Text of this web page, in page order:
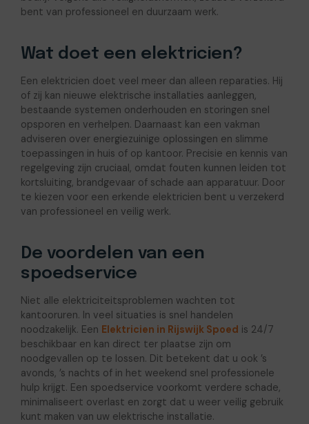
bent van professioneel en duurzaam werk.
Wat doet een elektricien?
Een elektricien doet veel meer dan alleen reparaties. Hij
of zij kan nieuwe elektrische installaties aanleggen,
bestaande systemen onderhouden en storingen snel
opsporen en verhelpen. Daarnaast kan een vakman
adviseren over energiezuinige oplossingen en slimme
toepassingen in huis of op kantoor. Precisie en kennis van
regelgeving zijn cruciaal, omdat fouten kunnen leiden tot
kortsluiting, brandgevaar of schade aan apparatuur. Door
te kiezen voor een erkende elektricien bent u verzekerd
van professioneel en veilig werk.
De voordelen van een
spoedservice
Niet alle elektriciteitsproblemen wachten tot
kantooruren. In veel situaties is snel handelen
noodzakelijk. Een Elektricien in Rijswijk Spoed is 24/7
beschikbaar en kan direct ter plaatse zijn om
noodgevallen op te lossen. Dit betekent dat u ook ’s
avonds, ’s nachts of in het weekend snel professionele
hulp krijgt. Een spoedservice voorkomt verdere schade,
minimaliseert overlast en zorgt dat u weer veilig gebruik
kunt maken van uw elektrische installatie.